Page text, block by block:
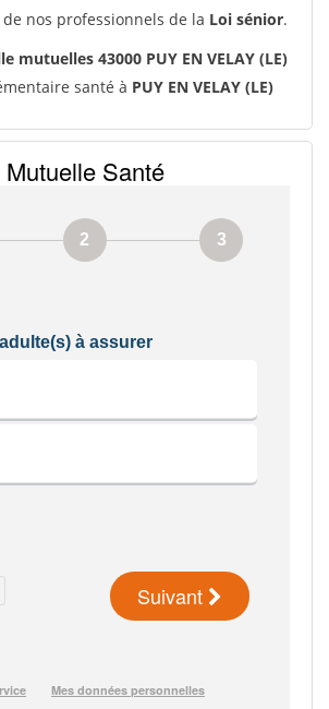
nos professionnels de la Loi sénior.
mutuelles 43000 PUY EN VELAY (LE)
santé à PUY EN VELAY (LE)